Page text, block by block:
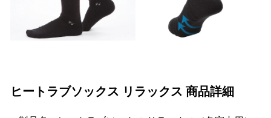
ヒートラブソックス リラックス 商品詳細